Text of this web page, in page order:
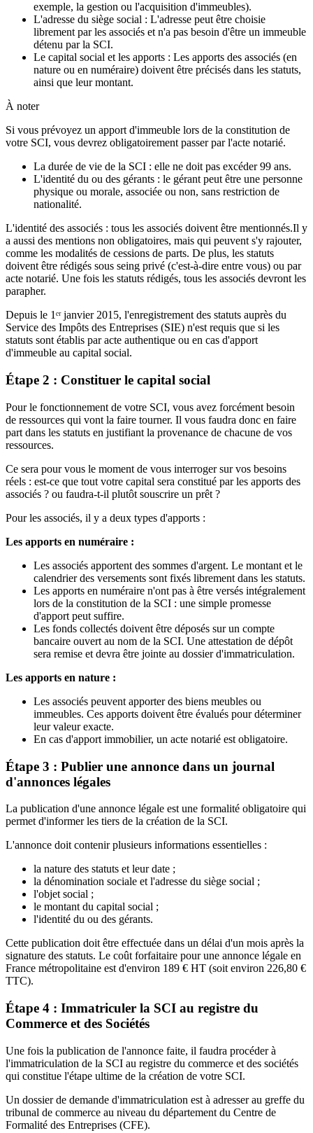
exemple, la gestion ou l'acquisition d'immeubles).
L'adresse du siège social : L'adresse peut être choisie
librement par les associés et n'a pas besoin d'être un immeuble
détenu par la SCI.
Le capital social et les apports : Les apports des associés (en
nature ou en numéraire) doivent être précisés dans les statuts,
ainsi que leur montant.
À noter
Si vous prévoyez un apport d'immeuble lors de la constitution de
votre SCI, vous devrez obligatoirement passer par l'acte notarié.
La durée de vie de la SCI : elle ne doit pas excéder 99 ans.
L'identité du ou des gérants : le gérant peut être une personne
physique ou morale, associée ou non, sans restriction de
nationalité.
L'identité des associés : tous les associés doivent être mentionnés.Il y
a aussi des mentions non obligatoires, mais qui peuvent s'y rajouter,
comme les modalités de cessions de parts. De plus, les statuts
doivent être rédigés sous seing privé (c'est-à-dire entre vous) ou par
acte notarié. Une fois les statuts rédigés, tous les associés devront les
parapher.
Depuis le 1ᵉʳ janvier 2015, l'enregistrement des statuts auprès du
Service des Impôts des Entreprises (SIE) n'est requis que si les
statuts sont établis par acte authentique ou en cas d'apport
d'immeuble au capital social.
Étape 2 : Constituer le capital social
Pour le fonctionnement de votre SCI, vous avez forcément besoin
de ressources qui vont la faire tourner. Il vous faudra donc en faire
part dans les statuts en justifiant la provenance de chacune de vos
ressources.
Ce sera pour vous le moment de vous interroger sur vos besoins
réels : est-ce que tout votre capital sera constitué par les apports des
associés ? ou faudra-t-il plutôt souscrire un prêt ?
Pour les associés, il y a deux types d'apports :
Les apports en numéraire :
Les associés apportent des sommes d'argent. Le montant et le
calendrier des versements sont fixés librement dans les statuts.
Les apports en numéraire n'ont pas à être versés intégralement
lors de la constitution de la SCI : une simple promesse
d'apport peut suffire.
Les fonds collectés doivent être déposés sur un compte
bancaire ouvert au nom de la SCI. Une attestation de dépôt
sera remise et devra être jointe au dossier d'immatriculation.
Les apports en nature :
Les associés peuvent apporter des biens meubles ou
immeubles. Ces apports doivent être évalués pour déterminer
leur valeur exacte.
En cas d'apport immobilier, un acte notarié est obligatoire.
Étape 3 : Publier une annonce dans un journal
d'annonces légales
La publication d'une annonce légale est une formalité obligatoire qui
permet d'informer les tiers de la création de la SCI.
L'annonce doit contenir plusieurs informations essentielles :
la nature des statuts et leur date ;
la dénomination sociale et l'adresse du siège social ;
l'objet social ;
le montant du capital social ;
l'identité du ou des gérants.
Cette publication doit être effectuée dans un délai d'un mois après la
signature des statuts. Le coût forfaitaire pour une annonce légale en
France métropolitaine est d'environ 189 € HT (soit environ 226,80 €
TTC).
Étape 4 : Immatriculer la SCI au registre du
Commerce et des Sociétés
Une fois la publication de l'annonce faite, il faudra procéder à
l'immatriculation de la SCI au registre du commerce et des sociétés
qui constitue l'étape ultime de la création de votre SCI.
Un dossier de demande d'immatriculation est à adresser au greffe du
tribunal de commerce au niveau du département du Centre de
Formalité des Entreprises (CFE).